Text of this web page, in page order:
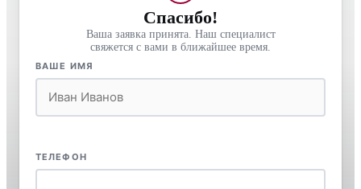
Спасибо!
Ваша заявка принята. Наш специалист
свяжется с вами в ближайшее время.
ВАШЕ ИМЯ
ТЕЛЕФОН